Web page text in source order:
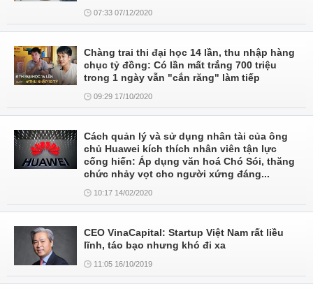
07:33 07/12/2020
Chàng trai thi đại học 14 lần, thu nhập hàng
chục tỷ đồng: Có lần mất trắng 700 triệu
trong 1 ngày vẫn "cắn răng" làm tiếp
09:29 17/10/2020
Cách quản lý và sử dụng nhân tài của ông
chủ Huawei kích thích nhân viên tận lực
cống hiến: Áp dụng văn hoá Chó Sói, thăng
chức nhảy vọt cho người xứng đáng...
10:17 14/02/2020
CEO VinaCapital: Startup Việt Nam rất liều
lĩnh, táo bạo nhưng khó đi xa
11:05 16/10/2019